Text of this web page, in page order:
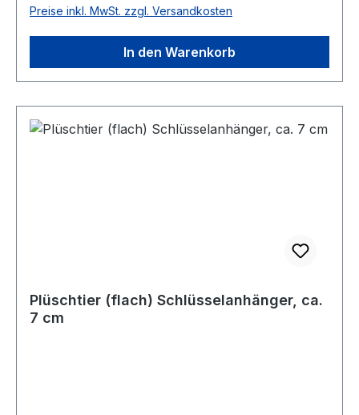
Preise inkl. MwSt. zzgl. Versandkosten
In den Warenkorb
Plüschtier (flach) Schlüsselanhänger, ca.
7 cm